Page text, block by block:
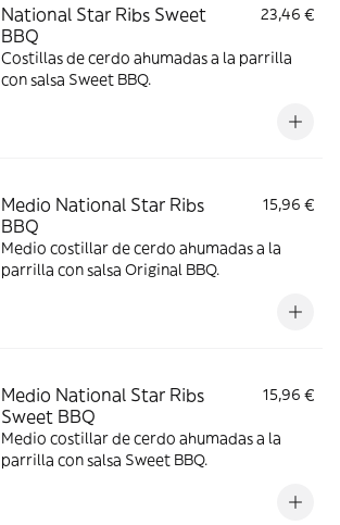
National Star Ribs Sweet
BBQ
23,46 €
Costillas de cerdo ahumadas a la parrilla
con salsa Sweet BBQ.
Medio National Star Ribs
BBQ
15,96 €
Medio costillar de cerdo ahumadas a la
parrilla con salsa Original BBQ.
Medio National Star Ribs
Sweet BBQ
15,96 €
Medio costillar de cerdo ahumadas a la
parrilla con salsa Sweet BBQ.